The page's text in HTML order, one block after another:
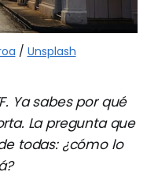
/ Unsplash
Ya sabes por qué
La pregunta que
todas: ¿cómo lo